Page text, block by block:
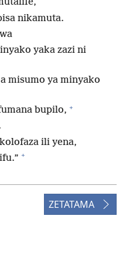
nikamuta.
yaka zazi ni
misumo ya minyako
bupilo, +
ili yena,
+
ZETATAMA